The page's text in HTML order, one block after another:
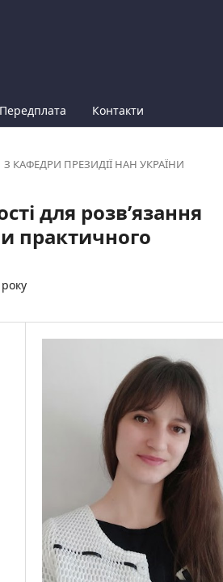
Передплата Контакти
З КАФЕДРИ ПРЕЗИДІЇ НАН УКРАЇНИ
для розв’язання
практичного